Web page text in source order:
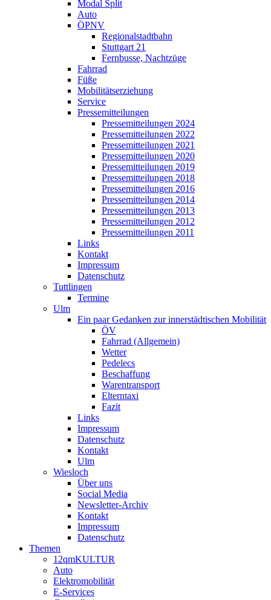
Modal Split
Auto
ÖPNV
Regionalstadtbahn
Stuttgart 21
Fernbusse, Nachtzüge
Fahrrad
Füße
Mobilitätserziehung
Service
Pressemitteilungen
Pressemitteilungen 2024
Pressemitteilungen 2022
Pressemitteilungen 2021
Pressemitteilungen 2020
Pressemitteilungen 2019
Pressemitteilungen 2018
Pressemitteilungen 2016
Pressemitteilungen 2014
Pressemitteilungen 2013
Pressemitteilungen 2012
Pressemitteilungen 2011
Links
Kontakt
Impressum
Datenschutz
Tuttlingen
Termine
Ulm
Ein paar Gedanken zur innerstädtischen Mobilität
ÖV
Fahrrad (Allgemein)
Wetter
Pedelecs
Beschaffung
Warentransport
Elterntaxi
Fazit
Links
Impressum
Datenschutz
Kontakt
Ulm
Wiesloch
Über uns
Social Media
Newsletter-Archiv
Kontakt
Impressum
Datenschutz
Themen
12qmKULTUR
Auto
Elektromobilität
E-Services